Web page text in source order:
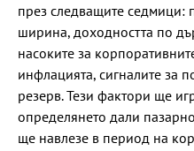
през следващите седмици:
ширина, доходността по
насоките за
инфлацията, сигналите за
резерв. Тези фактори ще
определянето дали
ще навлезе в период на